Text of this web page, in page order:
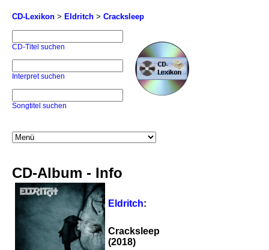
CD-Lexikon > Eldritch > Cracksleep
CD-Titel suchen
Interpret suchen
Songtitel suchen
CD-Album - Info
Eldritch:
Cracksleep
(2018)